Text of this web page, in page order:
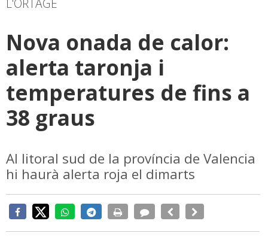
Nova onada de calor:
alerta taronja i
temperatures de fins a
38 graus
Al litoral sud de la província de Valencia
hi haurà alerta roja el dimarts